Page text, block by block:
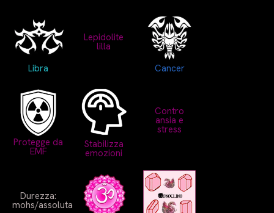
Libra
Lepidolite
lilla
Cancer
Protegge da
EMF
Stabilizza
emozioni
Contro
ansia e
stress
Durezza:
mohs/assoluta